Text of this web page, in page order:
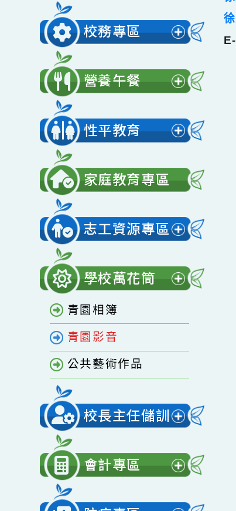
選
電子校刊
展
開
選
校務專區
展
開
選
單
營養午餐
展
開
選
單
性平教育
展
開
選
單
家庭教育專區
志工資源專區
開
選
學校萬花筒
展
開
選
單
青園相簿
青園影音
公共藝術作品
校長主任儲訓
展